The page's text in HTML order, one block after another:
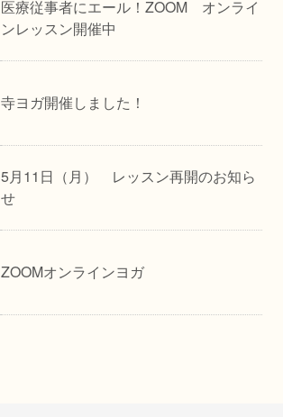
医療従事者にエール！ZOOM オンライ
ンレッスン開催中
寺ヨガ開催しました！
5月11日（月） レッスン再開のお知ら
せ
ZOOMオンラインヨガ